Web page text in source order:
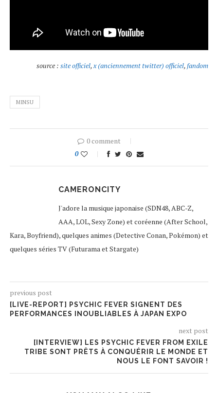
source : site officiel,x (anciennement twitter) officiel,fandom
MINSU
0 comment
0
CAMERONCITY
J'adore la musique japonaise (SDN48, ABC-Z,
AAA, LOL, Sexy Zone) et coréenne (After School,
Kara, Boyfriend), quelques animes (Detective Conan, Pokémon) et
quelques séries TV (Futurama et Stargate)
previous post
[LIVE-REPORT] PSYCHIC FEVER SIGNENT DES
PERFORMANCES INOUBLIABLES À JAPAN EXPO
next post
[INTERVIEW] LES PSYCHIC FEVER FROM EXILE
TRIBE SONT PRÊTS À CONQUÉRIR LE MONDE ET
NOUS LE FONT SAVOIR !